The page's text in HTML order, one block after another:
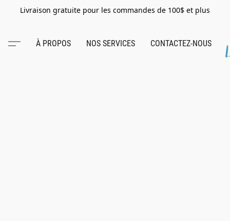
Livraison gratuite pour les commandes de 100$ et plus
À PROPOS NOS SERVICES CONTACTEZ-NOUS